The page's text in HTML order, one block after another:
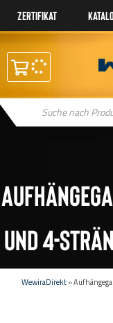
Zertifikat
Products
search
und 4-
WewiraDirekt»